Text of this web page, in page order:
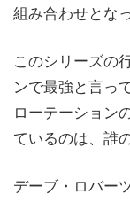
組み合わせとなっ
このシリーズの
ンで最強と言っ
ローテーション
ているのは、誰
デーブ・ロバー